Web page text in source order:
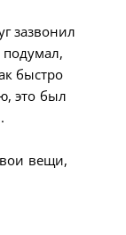
зазвонил
быстро
это был
вещи,